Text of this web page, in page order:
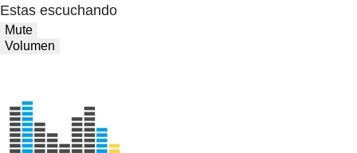
Estas escuchando
Mute
Volumen